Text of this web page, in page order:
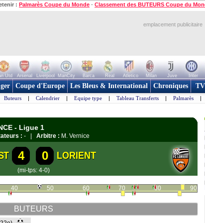
: Palmarès Coupe du Monde - Classement des BUTEURS Coupe du
emplacement publicitaire
Utd Arsenal Liverpool ManCity Barca Real Atletico Milan Juve Inter
Coupe d'Europe Les Bleus & International Chroniques TV
Buteurs | Calendrier | Equipe type | Tableau Transferts | Palmarès |
- Ligue 1
: - | Arbitre : M. Vernice
4 0 LORIENT
(mi-tps: 4-0)
40 50 60 70 80 90
BUTEURS